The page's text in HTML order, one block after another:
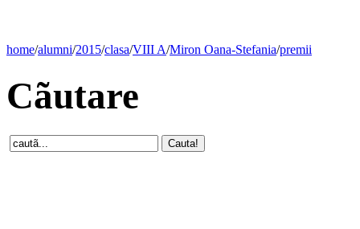
home/alumni/2015/clasa/VIII A/Miron Oana-Stefania/premii
Cãutare